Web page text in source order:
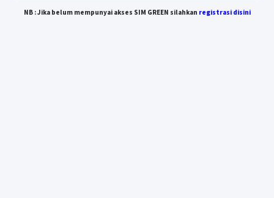
NB : Jika belum mempunyai akses SIM GREEN silahkan registrasi disini